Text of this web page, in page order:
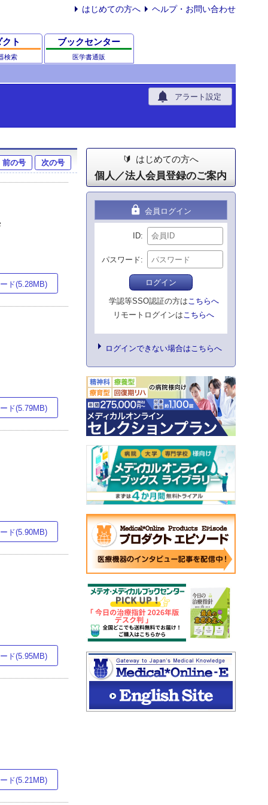
はじめての方へ ヘルプ・お問い合わせ
ト
検索
ブックセンター
医学書通販
notifications アラート設定
前の号 次の号
ド(5.28MB)
ド(5.79MB)
ド(5.90MB)
ド(5.95MB)
ド(5.21MB)
はじめての方へ
個人／法人会員登録のご案内
lock 会員ログイン
ID
パスワード
ログイン
学認等SSO認証の方はこちらへ
リモートログインはこちらへ
ログインできない場合はこちらへ